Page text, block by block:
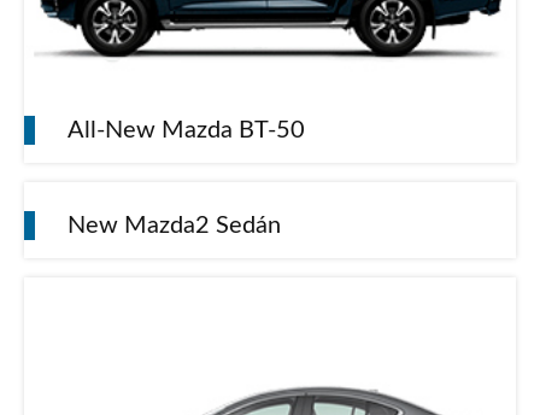
All-New Mazda BT-50
New Mazda2 Sedán